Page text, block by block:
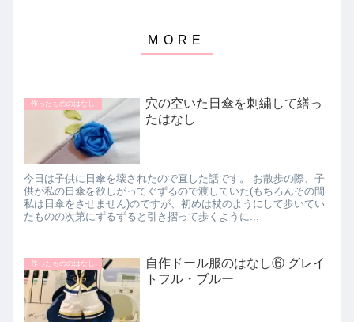
作ったもののはなし
穴の空いた日傘を刺繍して繕っ
たはなし
今日は子供に日傘を壊されたので直した話です。 お散歩の際、子
供が私の日傘を欲しがってぐずるので渡していた(もちろんその間
私は日傘をさせません)のですが、初めは杖のようにして歩いてい
たものの次第にずるずると引き摺って歩くように...
作ったもののはなし
自作ドール服のはなし⑥ グレイ
トフル・ブルー